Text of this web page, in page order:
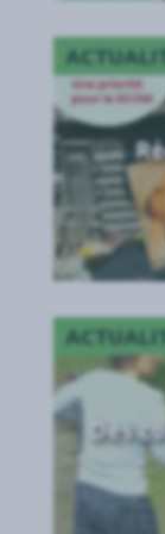
Des